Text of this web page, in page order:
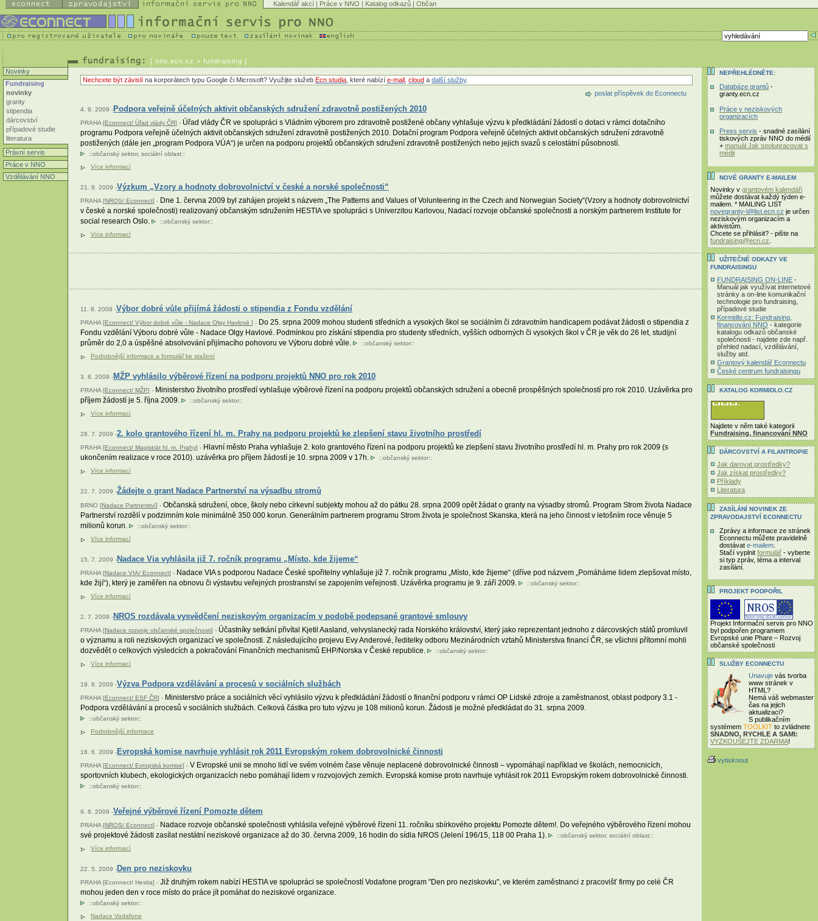
Kalendář akcí | Práce v NNO | Katalog odkazů | Občan
[ nno.ecn.cz > fundraising ]
Novinky
Fundraising
novinky
granty
stipendia
dárcovství
případové studie
literatura
Právní servis
Práce v NNO
Vzdělávání NNO
Nechcete být závislí na korporátech typu Google či Microsoft? Využijte služeb Ecn studia , které nabízí e-mail cloud a další služby.
poslat příspěvek do Econnectu
4. 9. 2009 -Podpora veřejně účelných aktivit občanských sdružení zdravotně postižených 2010
PRAHA [Econnect/ Úřad vlády ČR] - Úřad vlády ČR ve spolupráci s Vládním výborem pro zdravotně postižené občany vyhlašuje výzvu k předkládání žádostí o dotaci v rámci dotačního
programu Podpora veřejně účelných aktivit občanských sdružení zdravotně postižených 2010. Dotační program Podpora veřejně účelných aktivit občanských sdružení zdravotně
postižených (dále jen „program Podpora VÚA“) je určen na podporu projektů občanských sdružení zdravotně postižených nebo jejich svazů s celostátní působností.
::občanský sektor, sociální oblast::
Více informací
21. 8. 2009 -Výzkum „Vzory a hodnoty dobrovolnictví v české a norské společnosti“
PRAHA [NROS/ Econnect] - Dne 1. června 2009 byl zahájen projekt s názvem „The Patterns and Values of Volunteering in the Czech and Norwegian Society“(Vzory a hodnoty dobrovolnictví
v české a norské společnosti) realizovaný občanským sdružením HESTIA ve spolupráci s Univerzitou Karlovou, Nadací rozvoje občanské společnosti a norským partnerem Institute for
social research Oslo.
::občanský sektor::
Více informací
11. 8. 2009 -Výbor dobré vůle přijímá žádosti o stipendia z Fondu vzdělání
PRAHA [Econnect/ Výbor dobré vůle - Nadace Olgy Havlové ] - Do 25. srpna 2009 mohou studenti středních a vysokých škol se sociálním či zdravotním handicapem podávat žádosti o stipendia z
Fondu vzdělání Výboru dobré vůle - Nadace Olgy Havlové. Podmínkou pro získání stipendia pro studenty středních, vyšších odborných či vysokých škol v ČR je věk do 26 let, studijní
průměr do 2,0 a úspěšné absolvování přijímacího pohovoru ve Výboru dobré vůle.
::občanský sektor::
Podrobnější informace a formulář ke stažení
3. 8. 2009 -MŽP vyhlásilo výběrové řízení na podporu projektů NNO pro rok 2010
PRAHA [Econnect/ MŽP] - Ministerstvo životního prostředí vyhlašuje výběrové řízení na podporu projektů občanských sdružení a obecně prospěšných společností pro rok 2010. Uzávěrka pro
příjem žádostí je 5. října 2009.
::občanský sektor::
Více informací
28. 7. 2009 -2. kolo grantového řízení hl. m. Prahy na podporu projektů ke zlepšení stavu životního prostředí
PRAHA [Econnect/ Magistrát hl. m. Prahy] - Hlavní město Praha vyhlašuje 2. kolo grantového řízení na podporu projektů ke zlepšení stavu životního prostředí hl. m. Prahy pro rok 2009 (s
ukončením realizace v roce 2010). uzávěrka pro příjem žádostí je 10. srpna 2009 v 17h.
::občanský sektor::
Více informací
22. 7. 2009 -Žádejte o grant Nadace Partnerství na výsadbu stromů
BRNO [Nadace Partnerství] - Občanská sdružení, obce, školy nebo církevní subjekty mohou až do pátku 28. srpna 2009 opět žádat o granty na výsadby stromů. Program Strom života Nadace
Partnerství rozdělí v podzimním kole minimálně 350 000 korun. Generálním partnerem programu Strom života je společnost Skanska, která na jeho činnost v letošním roce věnuje 5
milionů korun.
::občanský sektor::
Více informací
15. 7. 2009 -Nadace Via vyhlásila již 7. ročník programu „Místo, kde žijeme“
PRAHA [Nadace VIA/ Econnect] - Nadace VIA s podporou Nadace České spořitelny vyhlašuje již 7. ročník programu „Místo, kde žijeme“ (dříve pod názvem „Pomáháme lidem zlepšovat místo,
kde žijí“), který je zaměřen na obnovu či výstavbu veřejných prostranství se zapojením veřejnosti. Uzávěrka programu je 9. září 2009.
::občanský sektor::
Více informací
2. 7. 2009 -NROS rozdávala vysvědčení neziskovým organizacím v podobě podepsané grantové smlouvy
PRAHA [Nadace rozvoje občanské společnosti] - Účastníky setkání přivítal Kjetil Aasland, velvyslanecký rada Norského království, který jako reprezentant jednoho z dárcovských států promluvil
o významu a roli neziskových organizací ve společnosti. Z následujícího projevu Evy Anderové, ředitelky odboru Mezinárodních vztahů Ministerstva financí ČR, se všichni přítomní mohli
dozvědět o celkových výsledcích a pokračování Finančních mechanismů EHP/Norska v České republice.
::občanský sektor::
Více informací
19. 6. 2009 -Výzva Podpora vzdělávání a procesů v sociálních službách
PRAHA [Econnect/ ESF ČR] - Ministerstvo práce a sociálních věcí vyhlásilo výzvu k předkládání žádostí o finanční podporu v rámci OP Lidské zdroje a zaměstnanost, oblast podpory 3.1 -
Podpora vzdělávání a procesů v sociálních službách. Celková částka pro tuto výzvu je 108 milionů korun. Žádosti je možné předkládat do 31. srpna 2009.
::občanský sektor::
Podrobnější informace
16. 6. 2009 -Evropská komise navrhuje vyhlásit rok 2011 Evropským rokem dobrovolnické činnosti
PRAHA [Econnect/ Evropská komise] - V Evropské unii se mnoho lidí ve svém volném čase věnuje neplacené dobrovolnické činnosti – vypomáhají například ve školách, nemocnicích,
sportovních klubech, ekologických organizacích nebo pomáhají lidem v rozvojových zemích. Evropská komise proto navrhuje vyhlásit rok 2011 Evropským rokem dobrovolnické činnosti.
::občanský sektor::
9. 6. 2009 -Veřejné výběrové řízení Pomozte dětem
PRAHA [NROS/ Econnect] - Nadace rozvoje občanské společnosti vyhlásila veřejné výběrové řízení 11. ročníku sbírkového projektu Pomozte dětem!. Do veřejného výběrového řízení mohou
své projektové žádosti zasílat nestátní neziskové organizace až do 30. června 2009, 16 hodin do sídla NROS (Jelení 196/15, 118 00 Praha 1).
::občanský sektor, sociální oblast::
Více informací
22. 5. 2009 -Den pro neziskovku
PRAHA [Econnect/ Hestia] - Již druhým rokem nabízí HESTIA ve spolupráci se společností Vodafone program "Den pro neziskovku", ve kterém zaměstnanci z pracovišť firmy po celé ČR
mohou jeden den v roce místo do práce jít pomáhat do neziskové organizace.
::občanský sektor::
Nadace Vodafone
NEPŘEHLÉDNĚTE:
Databáze grantů -
granty.ecn.cz
Práce v neziskových
organizacích
Press servis - snadné zasílání
tiskových zpráv NNO do médií
+ manuál Jak spolupracovat s
médii
NOVÉ GRANTY E-MAILEM
Novinky v grantovém kalendáři
můžete dostávat každý týden e-
mailem. * MAILING LIST
novegranty-l@list.ecn.cz je určen
neziskovým organizacím a
aktivistům.
Chcete se přihlásit? - pište na
fundraising@ecn.cz
UŽITEČNÉ ODKAZY VE
FUNDRAISINGU
FUNDRAISING ON-LINE -
Manuál jak využívat internetové
stránky a on-line komunikační
technologie pro fundraising,
případové studie
Kormidlo.cz: Fundraising,
financování NNO - kategorie
katalogu odkazů občanské
společnosti - najdete zde např.
přehled nadací, vzdělávání,
služby atd.
Grantový kalendář Econnectu
České centrum fundraisingu
KATALOG KORMIDLO.CZ
Najdete v něm také kategorii
Fundraising, financování NNO
DÁRCOVSTVÍ A FILANTROPIE
Jak darovat prostředky?
Jak získat prostředky?
Příklady
Literatura
ZASÍLÁNÍ NOVINEK ZE
ZPRAVODAJSTVÍ ECONNECTU
Zprávy a informace ze stránek
Econnectu můžete pravidelně
dostávat e-mailem
Stačí vyplnit formulář - vyberte
si typ zpráv, téma a interval
zasílání.
PROJEKT PODPOŘIL
Projekt Informační servis pro NNO
byl podpořen programem
Evropské unie Phare – Rozvoj
občanské společnosti
SLUŽBY ECONNECTU
Unavuje vás tvorba
www stránek v
HTML?
Nemá váš webmaster
čas na jejich
aktualizaci?
S publikačním
systémem TOOLKIT to zvládnete
SNADNO, RYCHLE A SAMI:
VYZKOUŠEJTE ZDARMA!
vytisknout